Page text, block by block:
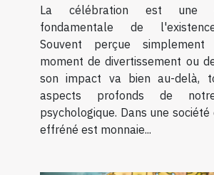
La célébration est une
fondamentale de
Souvent perçue
moment de divertissement ou
son impact va bien au-delà,
aspects profonds de
psychologique. Dans une
effréné est monnaie...